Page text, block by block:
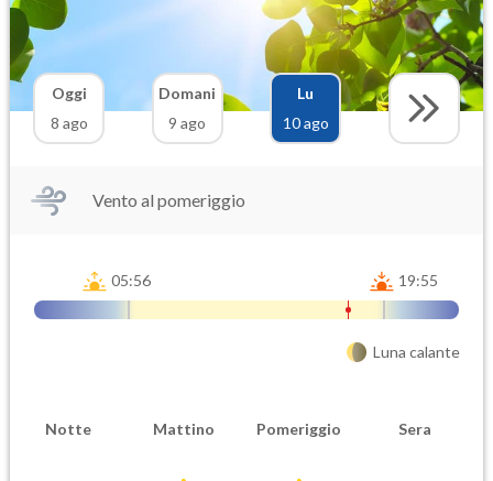
Oggi
8 ago
Domani
9 ago
Lu
10 ago
Vento al pomeriggio
05:56 19:55
Luna calante
Notte Mattino Pomeriggio Sera